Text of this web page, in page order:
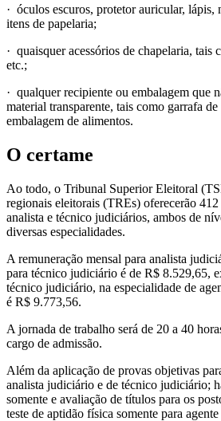
· óculos escuros, protetor auricular, lápis,
itens de papelaria;
· quaisquer acessórios de chapelaria, tais
etc.;
· qualquer recipiente ou embalagem que
material transparente, tais como garrafa
embalagem de alimentos.
O certame
Ao todo, o Tribunal Superior Eleitoral
regionais eleitorais (TREs) oferecerão 412
analista e técnico judiciários, ambos de
diversas especialidades.
A remuneração mensal para analista
para técnico judiciário é de R$ 8.529,65,
técnico judiciário, na especialidade de
é R$ 9.773,56.
A jornada de trabalho será de 20 a 40
cargo de admissão.
Além da aplicação de provas objetivas
analista judiciário e de técnico judiciário;
somente e avaliação de títulos para os
teste de aptidão física somente para